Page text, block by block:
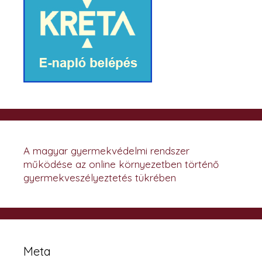
A magyar gyermekvédelmi rendszer
működése az online környezetben történő
gyermekveszélyeztetés tükrében
Meta